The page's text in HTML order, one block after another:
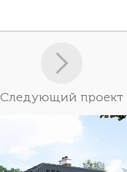
Следующий проект